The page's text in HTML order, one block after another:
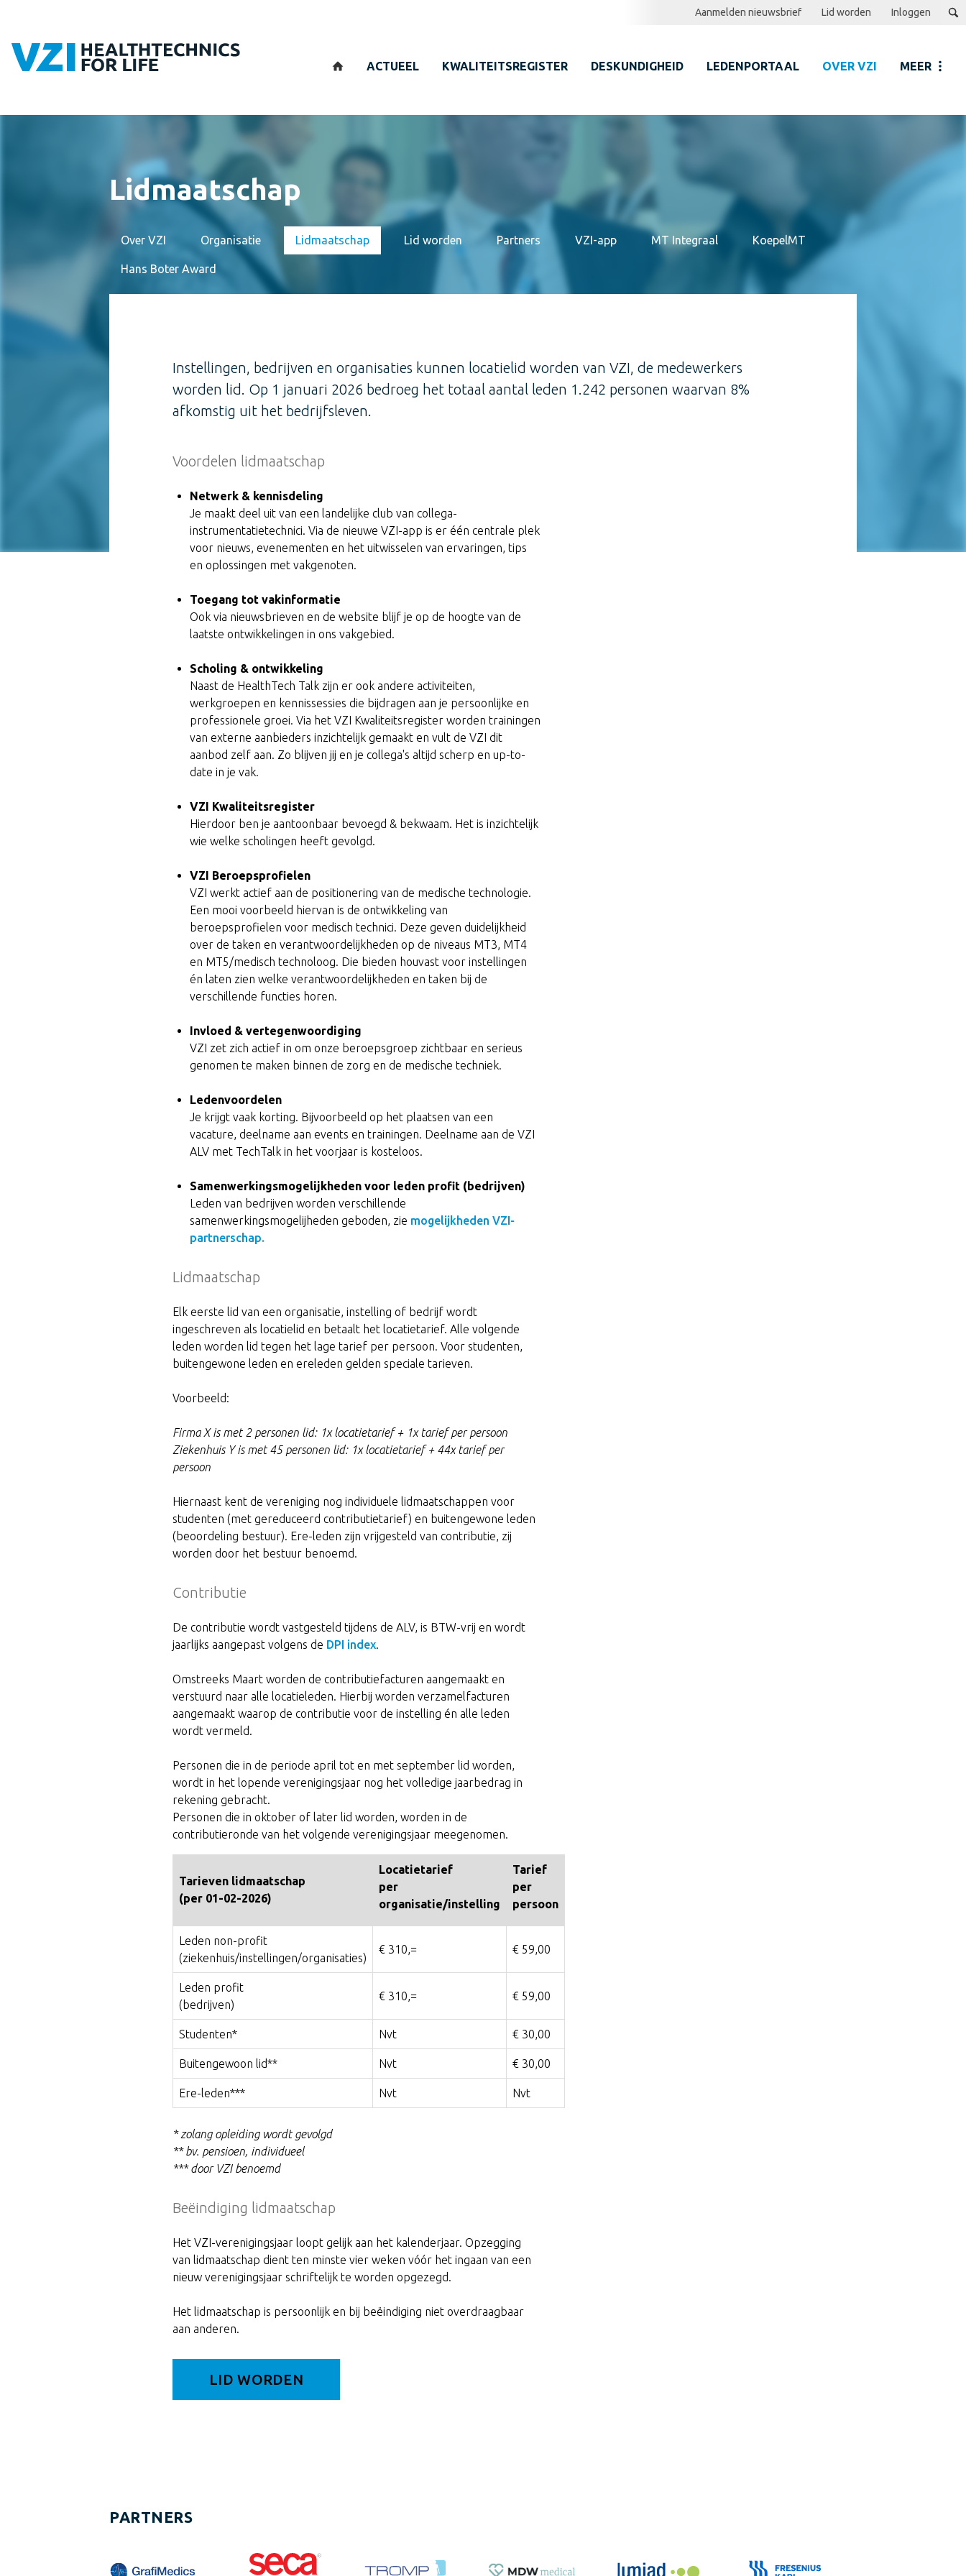
ACTUEEL KWALITEITSREGISTER DESKUNDIGHEID LEDENPORTAAL OVER VZI MEER
Aanmelden nieuwsbrief Lid worden Inloggen
Lidmaatschap
Over VZI Organisatie Lidmaatschap Lid worden Partners VZI-app MT Integraal KoepelMT
Hans Boter Award
Instellingen, bedrijven en organisaties kunnen locatielid worden van VZI, de medewerkers
worden lid. Op 1 januari 2026 bedroeg het totaal aantal leden 1.242 personen waarvan 8%
afkomstig uit het bedrijfsleven.
Voordelen lidmaatschap
Netwerk & kennisdeling
Je maakt deel uit van een landelijke club van collega-
instrumentatietechnici. Via de nieuwe VZI-app is er één centrale plek
voor nieuws, evenementen en het uitwisselen van ervaringen, tips
en oplossingen met vakgenoten.
Toegang tot vakinformatie
Ook via nieuwsbrieven en de website blijf je op de hoogte van de
laatste ontwikkelingen in ons vakgebied.
Scholing & ontwikkeling
Naast de HealthTech Talk zijn er ook andere activiteiten,
werkgroepen en kennissessies die bijdragen aan je persoonlijke en
professionele groei. Via het VZI Kwaliteitsregister worden trainingen
van externe aanbieders inzichtelijk gemaakt en vult de VZI dit
aanbod zelf aan. Zo blijven jij en je collega's altijd scherp en up-to-
date in je vak.
VZI Kwaliteitsregister
Hierdoor ben je aantoonbaar bevoegd & bekwaam. Het is inzichtelijk
wie welke scholingen heeft gevolgd.
VZI Beroepsprofielen
VZI werkt actief aan de positionering van de medische technologie.
Een mooi voorbeeld hiervan is de ontwikkeling van
beroepsprofielen voor medisch technici. Deze geven duidelijkheid
over de taken en verantwoordelijkheden op de niveaus MT3, MT4
en MT5/medisch technoloog. Die bieden houvast voor instellingen
én laten zien welke verantwoordelijkheden en taken bij de
verschillende functies horen.
Invloed & vertegenwoordiging
VZI zet zich actief in om onze beroepsgroep zichtbaar en serieus
genomen te maken binnen de zorg en de medische techniek.
Ledenvoordelen
Je krijgt vaak korting. Bijvoorbeeld op het plaatsen van een
vacature, deelname aan events en trainingen. Deelname aan de VZI
ALV met TechTalk in het voorjaar is kosteloos.
Samenwerkingsmogelijkheden voor leden profit (bedrijven)
Leden van bedrijven worden verschillende
samenwerkingsmogelijheden geboden, zie mogelijkheden VZI-
partnerschap.
Lidmaatschap
Elk eerste lid van een organisatie, instelling of bedrijf wordt
ingeschreven als locatielid en betaalt het locatietarief. Alle volgende
leden worden lid tegen het lage tarief per persoon. Voor studenten,
buitengewone leden en ereleden gelden speciale tarieven.
Voorbeeld:
Firma X is met 2 personen lid: 1x locatietarief + 1x tarief per persoon
Ziekenhuis Y is met 45 personen lid: 1x locatietarief + 44x tarief per
persoon
Hiernaast kent de vereniging nog individuele lidmaatschappen voor
studenten (met gereduceerd contributietarief) en buitengewone leden
(beoordeling bestuur). Ere-leden zijn vrijgesteld van contributie, zij
worden door het bestuur benoemd.
Contributie
De contributie wordt vastgesteld tijdens de ALV, is BTW-vrij en wordt
jaarlijks aangepast volgens de DPI index.
Omstreeks Maart worden de contributiefacturen aangemaakt en
verstuurd naar alle locatieleden. Hierbij worden verzamelfacturen
aangemaakt waarop de contributie voor de instelling én alle leden
wordt vermeld.
Personen die in de periode april tot en met september lid worden,
wordt in het lopende verenigingsjaar nog het volledige jaarbedrag in
rekening gebracht.
Personen die in oktober of later lid worden, worden in de
contributieronde van het volgende verenigingsjaar meegenomen.
Tarieven lidmaatschap
(per 01-02-2026)
Locatietarief
per
organisatie/instelling
Tarief
per
persoon
Leden non-profit
(ziekenhuis/instellingen/organisaties)
€ 310,= € 59,00
Leden profit
(bedrijven)
€ 310,= € 59,00
Studenten* Nvt € 30,00
Buitengewoon lid** Nvt € 30,00
Ere-leden*** Nvt Nvt
* zolang opleiding wordt gevolgd
** bv. pensioen, individueel
*** door VZI benoemd
Beëindiging lidmaatschap
Het VZI-verenigingsjaar loopt gelijk aan het kalenderjaar. Opzegging
van lidmaatschap dient ten minste vier weken vóór het ingaan van een
nieuw verenigingsjaar schriftelijk te worden opgezegd.
Het lidmaatschap is persoonlijk en bij beëindiging niet overdraagbaar
aan anderen.
LID WORDEN
PARTNERS